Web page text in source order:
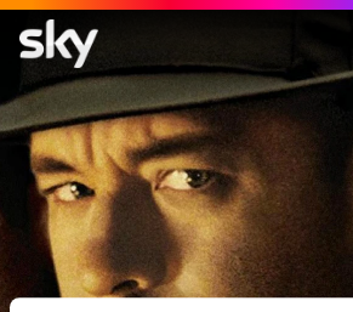
Les Sentiers De La